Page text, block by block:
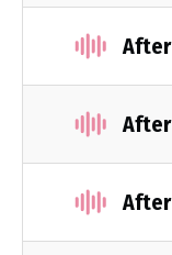
After
After
After